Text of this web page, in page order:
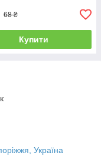
68 ₴
Купити
Україна